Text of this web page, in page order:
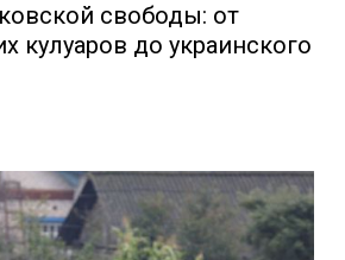
свободы: от
кулуаров до украинского